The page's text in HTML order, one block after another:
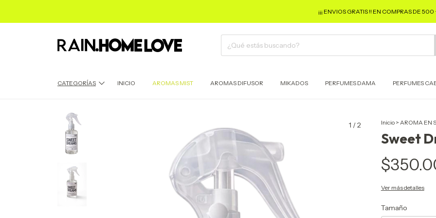
¡¡¡ ENVIOS GRATIS !! EN COMPRAS DE 500 +
CATEGORÍAS INICIO AROMAS MIST AROMAS DIFUSOR MIKADOS PERFUMES DAMA PERFUMES
1 /2 Inicio > AROMA EN
Sweet
Ver más detalles
Tamaño